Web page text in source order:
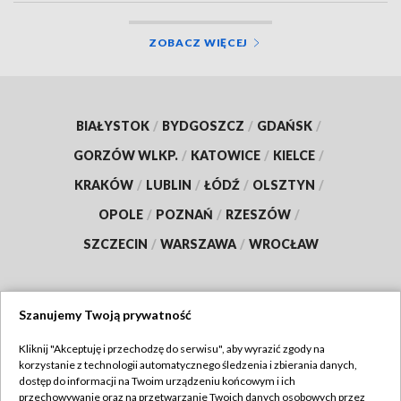
ZOBACZ WIĘCEJ
BIAŁYSTOK / BYDGOSZCZ / GDAŃSK /
GORZÓW WLKP. / KATOWICE / KIELCE /
KRAKÓW / LUBLIN / ŁÓDŹ / OLSZTYN /
OPOLE / POZNAŃ / RZESZÓW /
SZCZECIN / WARSZAWA / WROCŁAW
TVP
Szanujemy Twoją prywatność
Kliknij "Akceptuję i przechodzę do serwisu", aby wyrazić zgody na
korzystanie z technologii automatycznego śledzenia i zbierania danych,
dostęp do informacji na Twoim urządzeniu końcowym i ich
przechowywanie oraz na przetwarzanie Twoich danych osobowych przez